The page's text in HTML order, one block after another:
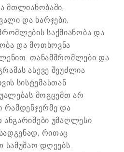
მთლიანობაში,
და ხარჯები,
საქმიანობა და
და მოთხოვნა
თანამშრომლები და
ასევე შეუძლია
სისტემასთან
მოგცემთ არ
რამდენჯერმე და
უმაღლესი
რითაც
სამუშაო დღეებს.